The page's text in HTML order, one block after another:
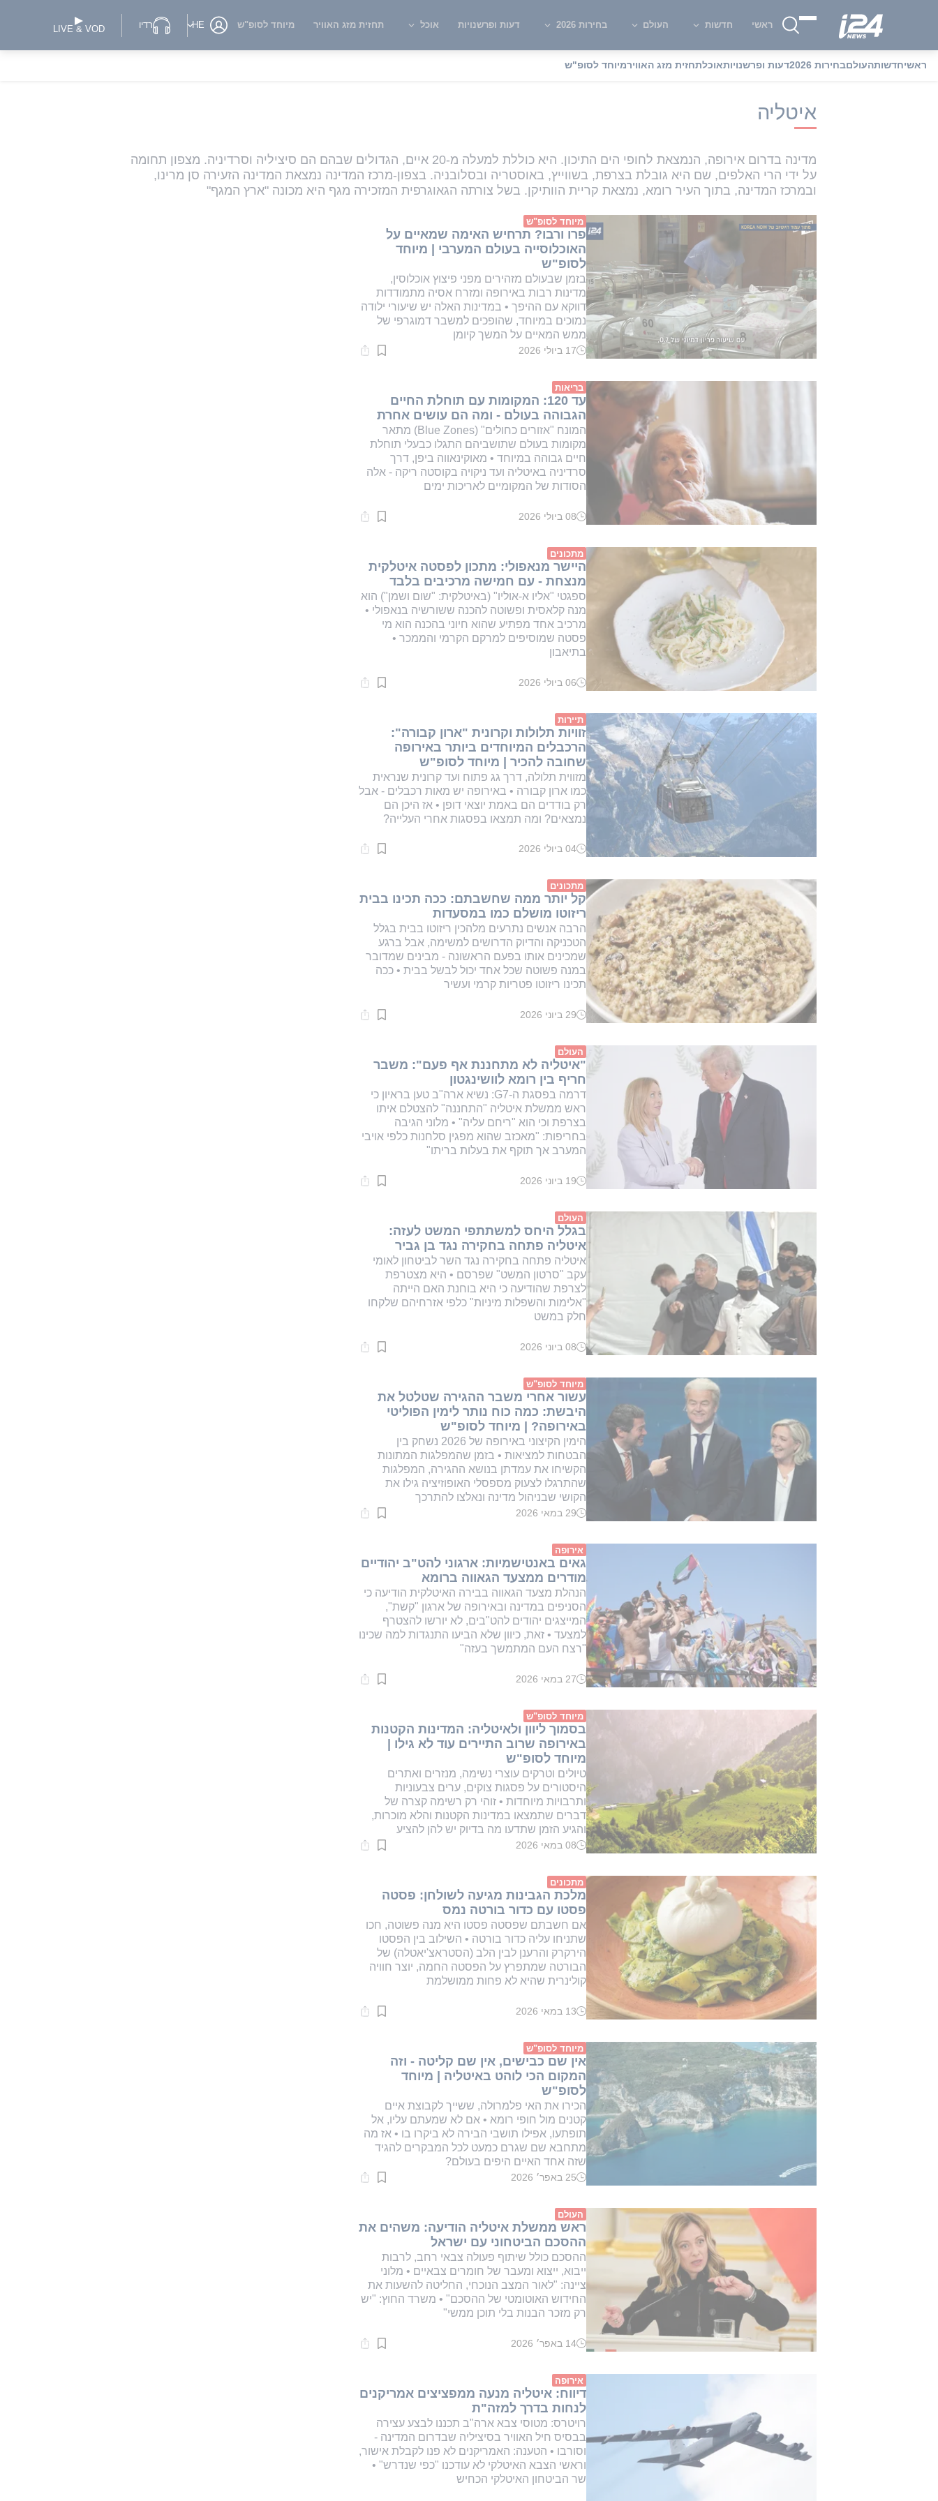
ראשי חדשות העולם בחירות 2026 דעות ופרשנויות אוכל תחזית מזג האוויר מיוחד לסופ"ש HE רדיו LIVE & VOD
ראשיחדשותהעולםבחירות 2026 דעות ופרשנויותאוכלתחזית מזג האווירמיוחד לסופ"ש i24NEWS i24NEWS אינדקס תגיות איטליה
איטליה
מדינה בדרום אירופה, הנמצאת לחופי הים התיכון. היא כוללת למעלה מ-20 איים, הגדולים שבהם הם סיציליה וסרדיניה. מצפון תחומה
על ידי הרי האלפים, שם היא גובלת בצרפת, בשווייץ, באוסטריה ובסלובניה. בצפון-מרכז המדינה נמצאת המדינה הזעירה סן מרינו,
ובמרכז המדינה, בתוך העיר רומא, נמצאת קריית הוותיקן. בשל צורתה הגאוגרפית המזכירה מגף היא מכונה "ארץ המגף"
מיוחד לסופ"ש
פרו ורבו? תרחיש האימה שמאיים על
האוכלוסייה בעולם המערבי | מיוחד
לסופ"ש
בזמן שבעולם מזהירים מפני פיצוץ אוכלוסין,
מדינות רבות באירופה ומזרח אסיה מתמודדות
דווקא עם ההיפך • במדינות האלה יש שיעורי ילודה
נמוכים במיוחד, שהופכים למשבר דמוגרפי של
ממש המאיים על המשך קיומן
זמן
דקות.
17 ביולי 2026
בריאות
עד 120: המקומות עם תוחלת החיים
הגבוהה בעולם - ומה הם עושים אחרת
המונח "אזורים כחולים" (Blue Zones) מתאר
מקומות בעולם שתושביהם התגלו כבעלי תוחלת
חיים גבוהה במיוחד • מאוקינאווה ביפן, דרך
סרדיניה באיטליה ועד ניקויה בקוסטה ריקה - אלה
הסודות של המקומיים לאריכות ימים
זמן
דקות.
08 ביולי 2026
מתכונים
היישר מנאפולי: מתכון לפסטה איטלקית
מנצחת - עם חמישה מרכיבים בלבד
ספגטי "אליו א-אוליו" (באיטלקית: "שום ושמן") הוא
מנה קלאסית ופשוטה להכנה ששורשיה בנאפולי •
מרכיב אחד מפתיע שהוא חיוני בהכנה הוא מי
פסטה שמוסיפים למרקם הקרמי והממכר •
בתיאבון
זמן
דקות.
06 ביולי 2026
תיירות
זוויות תלולות וקרונית "ארון קבורה":
הרכבלים המיוחדים ביותר באירופה
שחובה להכיר | מיוחד לסופ"ש
מזווית תלולה, דרך גג פתוח ועד קרונית שנראית
כמו ארון קבורה • באירופה יש מאות רכבלים - אבל
רק בודדים הם באמת יוצאי דופן • אז היכן הם
נמצאים? ומה תמצאו בפסגות אחרי העלייה?
זמן
דקות.
04 ביולי 2026
מתכונים
קל יותר ממה שחשבתם: ככה תכינו בבית
ריזוטו מושלם כמו במסעדות
הרבה אנשים נתרעים מלהכין ריזוטו בבית בגלל
הטכניקה והדיוק הדרושים למשימה, אבל ברגע
שמכינים אותו בפעם הראשונה - מבינים שמדובר
במנה פשוטה שכל אחד יכול לבשל בבית • ככה
תכינו ריזוטו פטריות קרמי ועשיר
זמן
דקות.
29 ביוני 2026
העולם
"איטליה לא מתחננת אף פעם": משבר
חריף בין רומא לוושינגטון
דרמה בפסגת ה-G7: נשיא ארה"ב טען בראיון כי
ראש ממשלת איטליה "התחננה" להצטלם איתו
בצרפת וכי הוא "ריחם עליה" • מלוני הגיבה
בחריפות: "מאכזב שהוא מפגין סלחנות כלפי אויבי
המערב אך תוקף את בעלות בריתו"
זמן
דקות.
19 ביוני 2026
העולם
בגלל היחס למשתתפי המשט לעזה:
איטליה פתחה בחקירה נגד בן גביר
איטליה פתחה בחקירה נגד השר לביטחון לאומי
עקב "סרטון המשט" שפרסם • היא מצטרפת
לצרפת שהודיעה כי היא בוחנת האם הייתה
"אלימות והשפלות מיניות" כלפי אזרחיהם שלקחו
חלק במשט
זמן
דקות.
08 ביוני 2026
מיוחד לסופ"ש
עשור אחרי משבר ההגירה שטלטל את
היבשת: כמה כוח נותר לימין הפוליטי
באירופה? | מיוחד לסופ"ש
הימין הקיצוני באירופה של 2026 נשחק בין
הבטחות למציאות • בזמן שהמפלגות המתונות
הקשיחו את עמדתן בנושא ההגירה, המפלגות
שהתרגלו לצעוק מספסלי האופוזיציה גילו את
הקושי שבניהול מדינה ונאלצו להתרכך
זמן
דקות.
29 במאי 2026
אירופה
גאים באנטישמיות: ארגוני להט"ב יהודיים
מודרים ממצעד הגאווה ברומא
הנהלת מצעד הגאווה בבירה האיטלקית הודיעה כי
הסניפים במדינה ובאירופה של ארגון "קשת",
המייצגים יהודים להט"בים, לא יורשו להצטרף
למצעד • זאת, כיוון שלא הביעו התנגדות למה שכינו
"רצח העם המתמשך בעזה"
זמן
דקות.
27 במאי 2026
מיוחד לסופ"ש
בסמוך ליוון ולאיטליה: המדינות הקטנות
באירופה שרוב התיירים עוד לא גילו |
מיוחד לסופ"ש
טיולים וטרקים עוצרי נשימה, מנזרים ואתרים
היסטורים על פסגות צוקים, ערים צבעוניות
ותרבויות מיוחדות • זוהי רק רשימה קצרה של
דברים שתמצאו במדינות הקטנות והלא מוכרות,
והגיע הזמן שתדעו מה בדיוק יש להן להציע
זמן
דקות.
08 במאי 2026
מתכונים
מלכת הגבינות מגיעה לשולחן: פסטה
פסטו עם כדור בורטה נמס
אם חשבתם שפסטה פסטו היא מנה פשוטה, חכו
שתניחו עליה כדור בורטה • השילוב בין הפסטו
הירקרק והרענן לבין הלב (הסטראצ'יאטלה) של
הבורטה שמתפרץ על הפסטה החמה, יוצר חוויה
קולינרית שהיא לא פחות ממושלמת
זמן
דקות.
13 במאי 2026
מיוחד לסופ"ש
אין שם כבישים, אין שם קליטה - וזה
המקום הכי לוהט באיטליה | מיוחד
לסופ"ש
הכירו את האי פלמרולה, ששייך לקבוצת איים
קטנים מול חופי רומא • אם לא שמעתם עליו, אל
תופתעו, אפילו תושבי הבירה לא ביקרו בו • אז מה
מתחבא שם שגרם כמעט לכל המבקרים להגיד
שזה אחד האיים היפים בעולם?
זמן
דקות.
25 באפר׳ 2026
העולם
ראש ממשלת איטליה הודיעה: משהים את
ההסכם הביטחוני עם ישראל
ההסכם כולל שיתוף פעולה צבאי רחב, לרבות
ייבוא, ייצוא ומעבר של חומרים צבאיים • מלוני
ציינה: "לאור המצב הנוכחי, החליטה להשעות את
החידוש האוטומטי של ההסכם" • משרד החוץ: "יש
רק מזכר הבנות בלי תוכן ממשי"
זמן
דקות.
14 באפר׳ 2026
אירופה
דיווח: איטליה מנעה ממפציצים אמריקנים
לנחות בדרך למזה"ת
רויטרס: מטוסי צבא ארה"ב תכננו לבצע עצירה
בבסיס חיל האוויר בסיציליה שבדרום המדינה -
וסורבו • הטענה: האמריקנים לא פנו לקבלת אישור,
וראשי הצבא האיטלקי לא עודכנו "כפי שנדרש" •
שר הביטחון האיטלקי הכחיש